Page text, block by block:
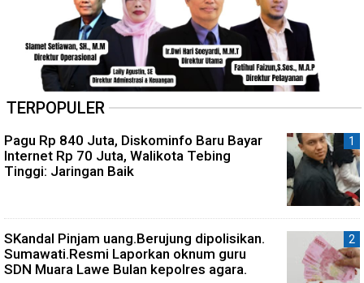
TERPOPULER
Pagu Rp 840 Juta, Diskominfo Baru Bayar
Internet Rp 70 Juta, Walikota Tebing
Tinggi: Jaringan Baik
SKandal Pinjam uang.Berujung dipolisikan.
Sumawati.Resmi Laporkan oknum guru
SDN Muara Lawe Bulan kepolres agara.